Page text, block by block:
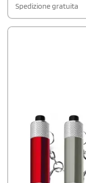
Spedizione gratuita